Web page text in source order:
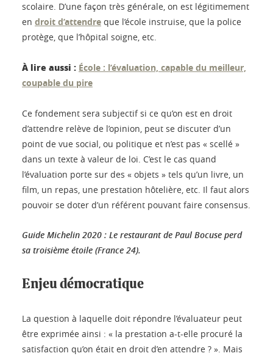
scolaire. D’une façon très générale, on est légitimement
en droit d’attendre que l’école instruise, que la police
protège, que l’hôpital soigne, etc.
À lire aussi : École : l’évaluation, capable du meilleur,
coupable du pire
Ce fondement sera subjectif si ce qu’on est en droit
d’attendre relève de l’opinion, peut se discuter d’un
point de vue social, ou politique et n’est pas « scellé »
dans un texte à valeur de loi. C’est le cas quand
l’évaluation porte sur des « objets » tels qu’un livre, un
film, un repas, une prestation hôtelière, etc. Il faut alors
pouvoir se doter d’un référent pouvant faire consensus.
Guide Michelin 2020 : Le restaurant de Paul Bocuse perd
sa troisième étoile (France 24).
Enjeu démocratique
La question à laquelle doit répondre l’évaluateur peut
être exprimée ainsi : « la prestation a-t-elle procuré la
satisfaction qu’on était en droit d’en attendre ? ». Mais